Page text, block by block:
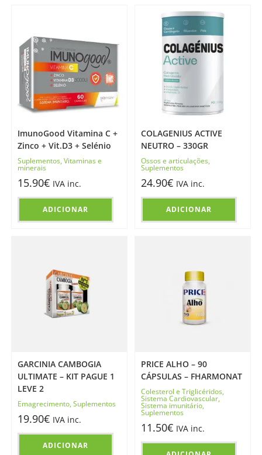
ImunoGood Vitamina C +
Zinco + Vit.D3 + Selénio
Suplementos, Vitaminas e
minerais
15.90€ IVA inc.
ADICIONAR
COLAGENIUS ACTIVE
NEUTRO – 330GR
Ossos e articulações,
Suplementos
24.90€ IVA inc.
ADICIONAR
GARCINIA CAMBOGIA
ULTIMATE – KIT PAGUE 1
LEVE 2
Emagrecimento, Suplementos
19.90€ IVA inc.
ADICIONAR
PRICE ALHO – 90
CÁPSULAS – FHARMONAT
Colesterol e Triglicéridos,
Sistema Cardiovascular,
Sistema imunitário,
Suplementos
11.50€ IVA inc.